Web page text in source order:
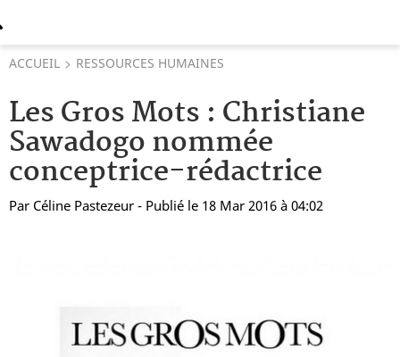
ACCUEIL RESSOURCES HUMAINES
Les Gros Mots : Christiane
Sawadogo nommée
conceptrice-rédactrice
Par Céline Pastezeur - Publié le 18 Mar 2016 à 04:02